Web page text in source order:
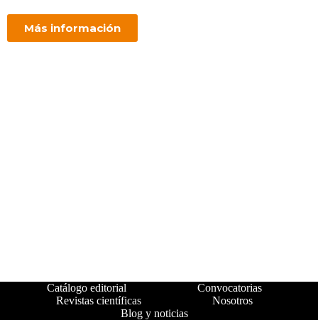
Más información
Catálogo editorial
Convocatorias
Revistas científicas
Nosotros
Blog y noticias